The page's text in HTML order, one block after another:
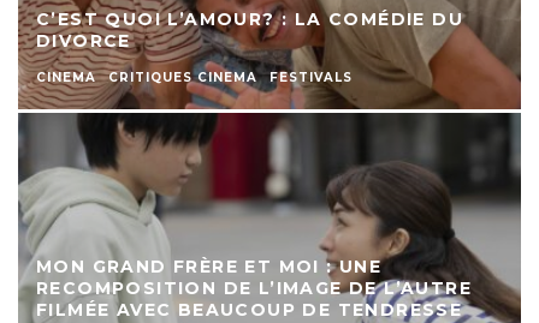
C’EST QUOI L’AMOUR? : LA COMÉDIE DU
DIVORCE
CINEMA CRITIQUES CINEMA FESTIVALS
MON GRAND FRÈRE ET MOI : UNE
RECOMPOSITION DE L’IMAGE DE L’AUTRE
FILMÉE AVEC BEAUCOUP DE TENDRESSE